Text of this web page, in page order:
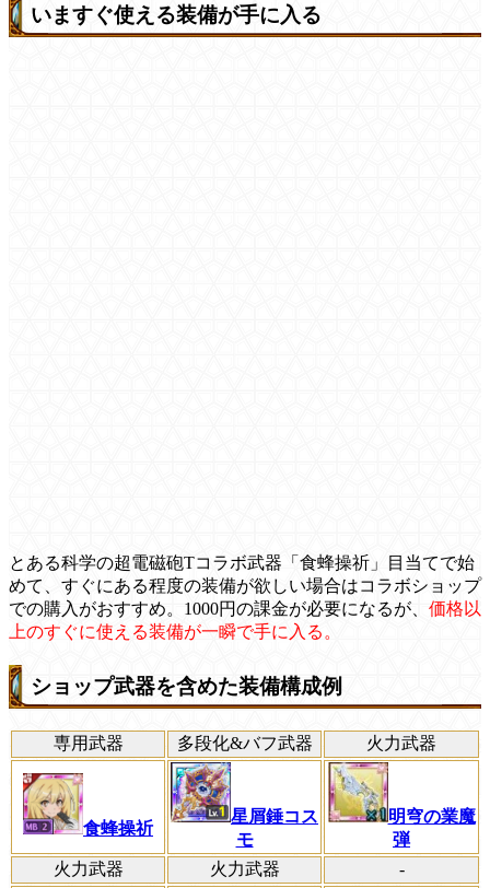
いますぐ使える装備が手に入る
とある科学の超電磁砲Tコラボ武器「食蜂操祈」目当てで始
めて、すぐにある程度の装備が欲しい場合はコラボショップ
での購入がおすすめ。1000円の課金が必要になるが、 価格以
上のすぐに使える装備が一瞬で手に入る。
ショップ武器を含めた装備構成例
専用武器 多段化&バフ武器 火力武器
食蜂操祈
星屑錘コス
モ
明穹の業魔
弾
火力武器
火力武器
-